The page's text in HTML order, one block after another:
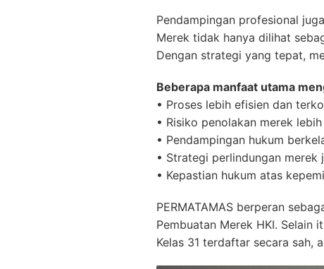
Pendampingan profesional
Merek tidak hanya dilihat
Dengan strategi yang tepat,
Beberapa manfaat utama
• Proses lebih efisien dan
• Risiko penolakan merek
• Pendampingan hukum
• Strategi perlindungan merek
• Kepastian hukum atas
PERMATAMAS berperan
Pembuatan Merek HKI. Selain
Kelas 31 terdaftar secara sah,